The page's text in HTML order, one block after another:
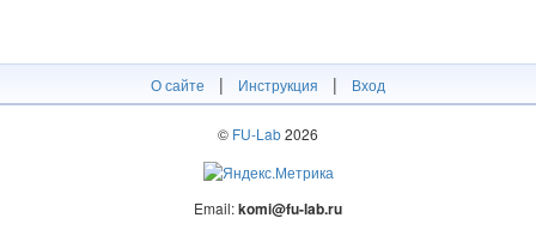
О сайте | Инструкция | Вход
© FU-Lab2026
Email:komi@fu-lab.ru